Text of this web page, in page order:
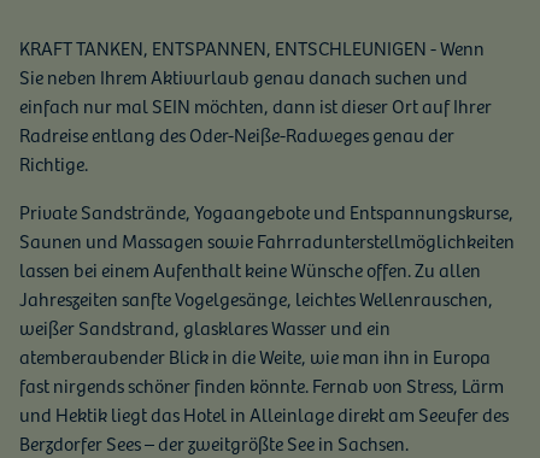
KRAFT TANKEN, ENTSPANNEN, ENTSCHLEUNIGEN - Wenn
Sie neben Ihrem Aktivurlaub genau danach suchen und
einfach nur mal SEIN möchten, dann ist dieser Ort auf Ihrer
Radreise entlang des Oder-Neiße-Radweges genau der
Richtige.
Private Sandstrände, Yogaangebote und Entspannungskurse,
Saunen und Massagen sowie Fahrradunterstellmöglichkeiten
lassen bei einem Aufenthalt keine Wünsche offen. Zu allen
Jahreszeiten sanfte Vogelgesänge, leichtes Wellenrauschen,
weißer Sandstrand, glasklares Wasser und ein
atemberaubender Blick in die Weite, wie man ihn in Europa
fast nirgends schöner finden könnte. Fernab von Stress, Lärm
und Hektik liegt das Hotel in Alleinlage direkt am Seeufer des
Berzdorfer Sees – der zweitgrößte See in Sachsen.